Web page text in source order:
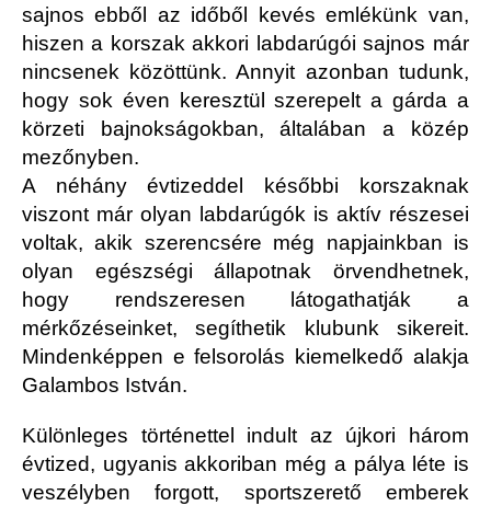
sajnos ebből az időből kevés emlékünk van,
hiszen a korszak akkori labdarúgói sajnos már
nincsenek közöttünk. Annyit azonban tudunk,
hogy sok éven keresztül szerepelt a gárda a
körzeti bajnokságokban, általában a közép
mezőnyben.
A néhány évtizeddel későbbi korszaknak
viszont már olyan labdarúgók is aktív részesei
voltak, akik szerencsére még napjainkban is
olyan egészségi állapotnak örvendhetnek,
hogy rendszeresen látogathatják a
mérkőzéseinket, segíthetik klubunk sikereit.
Mindenképpen e felsorolás kiemelkedő alakja
Galambos István.
Különleges történettel indult az újkori három
évtized, ugyanis akkoriban még a pálya léte is
veszélyben forgott, sportszerető emberek